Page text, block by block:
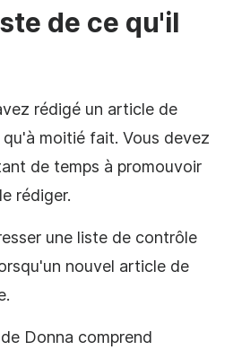
de ce qu'il
rédigé un article de
moitié fait. Vous devez
de temps à promouvoir
rédiger.
une liste de contrôle
nouvel article de
Donna comprend